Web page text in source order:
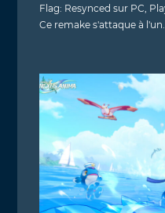
Flag: Resynced sur PC,
Ce remake s'attaque à